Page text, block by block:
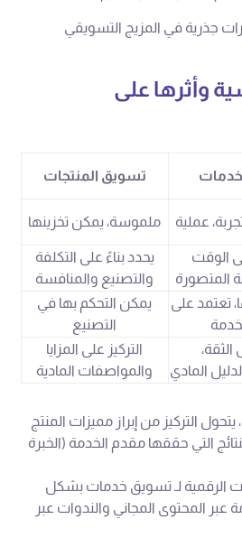
جذرية في المزيج التسويقي
وأثرها على
تسويق المنتجات
عملية ملموسة، يمكن تخزينها
الوقت
المتصورة
يحدد بناءً على التكلفة
والتصنيع والمنافسة
تعتمد على
يمكن التحكم بها في
التصنيع
الثقة،
المادي
التركيز على المزايا
والمواصفات المادية
التركيز من إبراز مميزات المنتج
التي حققها مقدم الخدمة (الخبرة
الرقمية لـ تسويق خدمات بشكل
عبر المحتوى المجاني والندوات عبر